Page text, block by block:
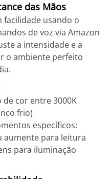
das Mãos
facilidade usando o
de voz via Amazon
a intensidade e a
o ambiente perfeito
de cor entre 3000K
frio)
específicos:
aumente para leitura
para iluminação